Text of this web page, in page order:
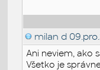
milan d
Ani neviem, ako
Všetko je